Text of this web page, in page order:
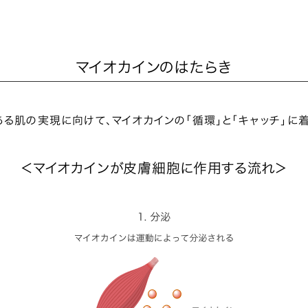
マイオカインのはたらき
肌の実現に向けて、マイオカインの「循環」と「キャッチ」に
＜マイオカインが皮膚細胞に作用する流れ＞